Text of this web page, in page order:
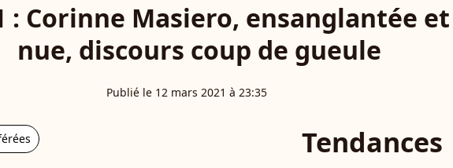
: Corinne Masiero, ensanglantée
nue, discours coup de gueule
Publié le 12 mars 2021 à 23:35
Tendances